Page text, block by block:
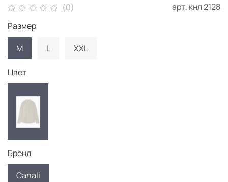
(0) арт. кнл 2128
Размер
M
L XXL
Цвет
Бренд
Canali